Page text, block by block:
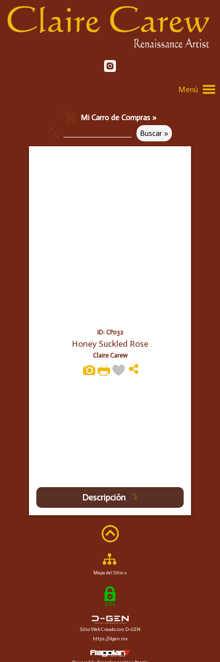
Menú
Mi Carro de Compras »
ID: CP032
Honey Suckled Rose
Claire Carew
Descripción
Mapa del Sitio »
Sitio Web Creado con D-GEN
https://dgen.mx